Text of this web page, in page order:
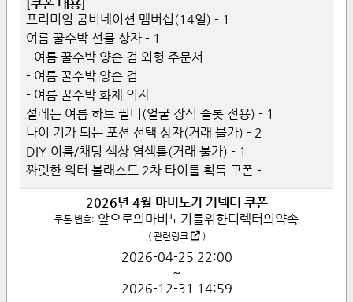
[쿠폰 내용]
프리미엄 콤비네이션 멤버십(14일) - 1
여름 꿀수박 선물 상자 - 1
- 여름 꿀수박 양손 검 외형 주문서
- 여름 꿀수박 양손 검
- 여름 꿀수박 화채 의자
설레는 여름 하트 필터(얼굴 장식 슬롯 전용) - 1
나이 키가 되는 포션 선택 상자(거래 불가) - 2
DIY 이름/채팅 색상 염색틀(거래 불가) - 1
짜릿한 워터 블래스트 2차 타이틀 획득 쿠폰 -
2026년 4월 마비노기 커넥터 쿠폰
쿠폰 번호: 앞으로의마비노기를위한디렉터의약속
( 관련링크 )
2026-04-25 22:00
~
2026-12-31 14:59